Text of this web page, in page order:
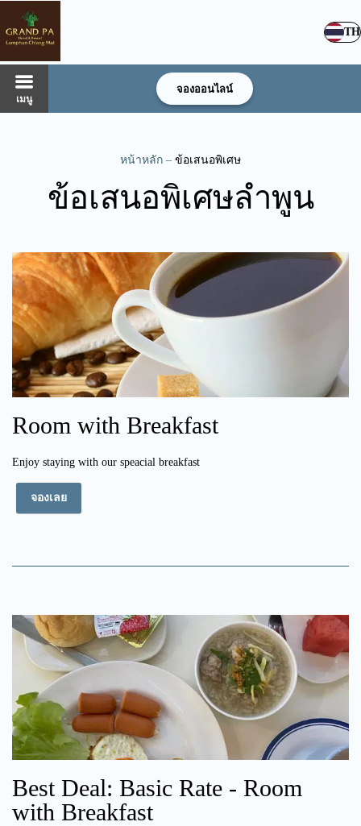
TH
เมนู
จองออนไลน์
หน้าหลัก – ข้อเสนอพิเศษ
ข้อเสนอพิเศษลำพูน
Room with Breakfast
Enjoy staying with our speacial breakfast
จองเลย
Best Deal: Basic Rate - Room
with Breakfast